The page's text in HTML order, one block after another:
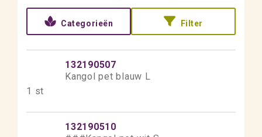
Categorieën Filter
132190507
Kangol pet blauw L
1 st
132190510